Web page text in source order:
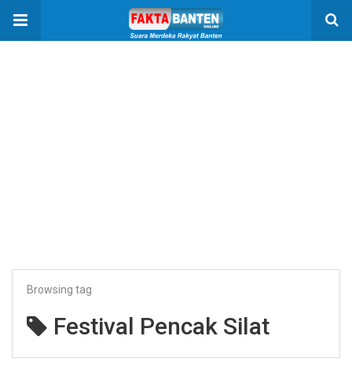
Browsing tag
Festival Pencak Silat